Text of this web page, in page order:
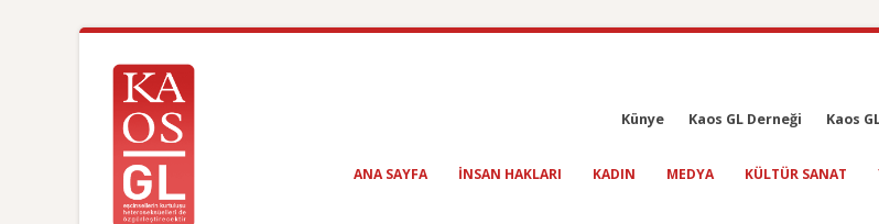
Künye Kaos GL Derneği Kaos
ANA SAYFA INSAN HAKLARI KADIN MEDYA KÜLTÜR SANAT